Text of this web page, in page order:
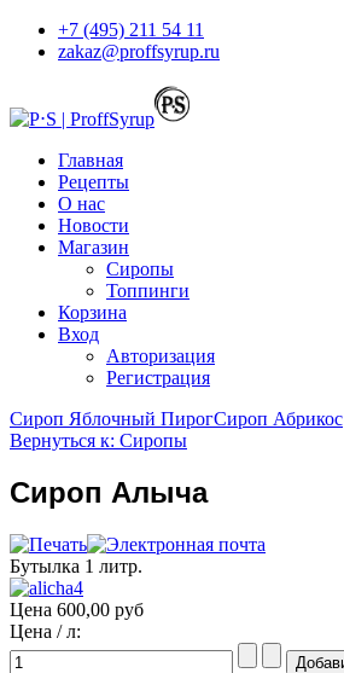
+7 (495) 211 54 11
zakaz@proffsyrup.ru
Главная
Рецепты
О нас
Новости
Магазин
Сиропы
Топпинги
Корзина
Вход
Авторизация
Регистрация
Сироп Яблочный ПирогСироп Абрикос
Вернуться к: Сиропы
Сироп Алыча
Бутылка 1 литр.
Цена 600,00 руб
Цена / л: